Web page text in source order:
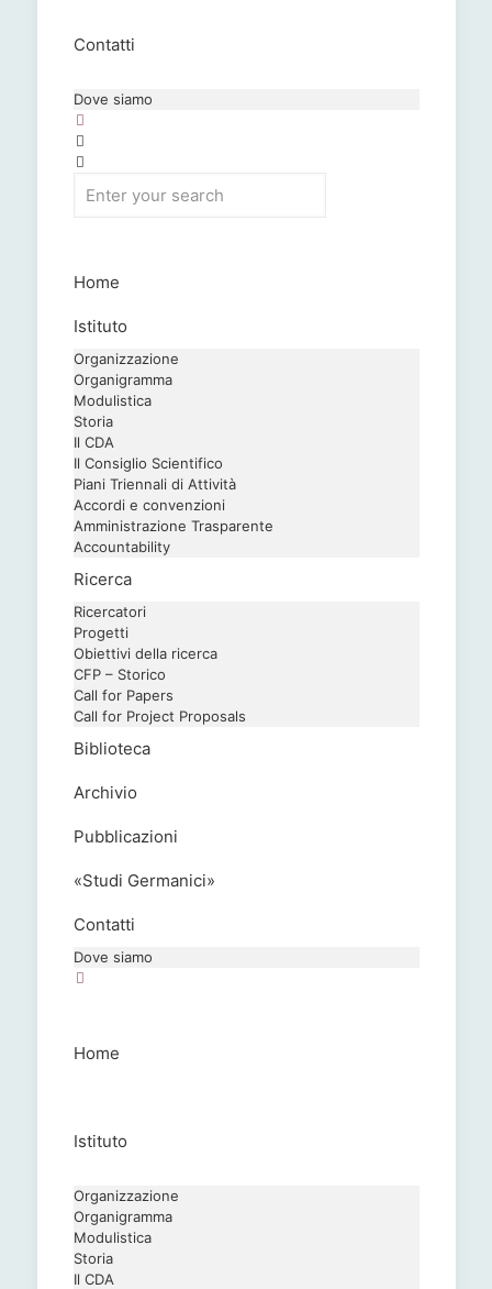
Contatti
Dove siamo
Home
Istituto
Organizzazione
Organigramma
Modulistica
Storia
Il CDA
Il Consiglio Scientifico
Piani Triennali di Attività
Accordi e convenzioni
Amministrazione Trasparente
Accountability
Ricerca
Ricercatori
Progetti
Obiettivi della ricerca
CFP – Storico
Call for Papers
Call for Project Proposals
Biblioteca
Archivio
Pubblicazioni
«Studi Germanici»
Contatti
Dove siamo
Home
Istituto
Organizzazione
Organigramma
Modulistica
Storia
Il CDA